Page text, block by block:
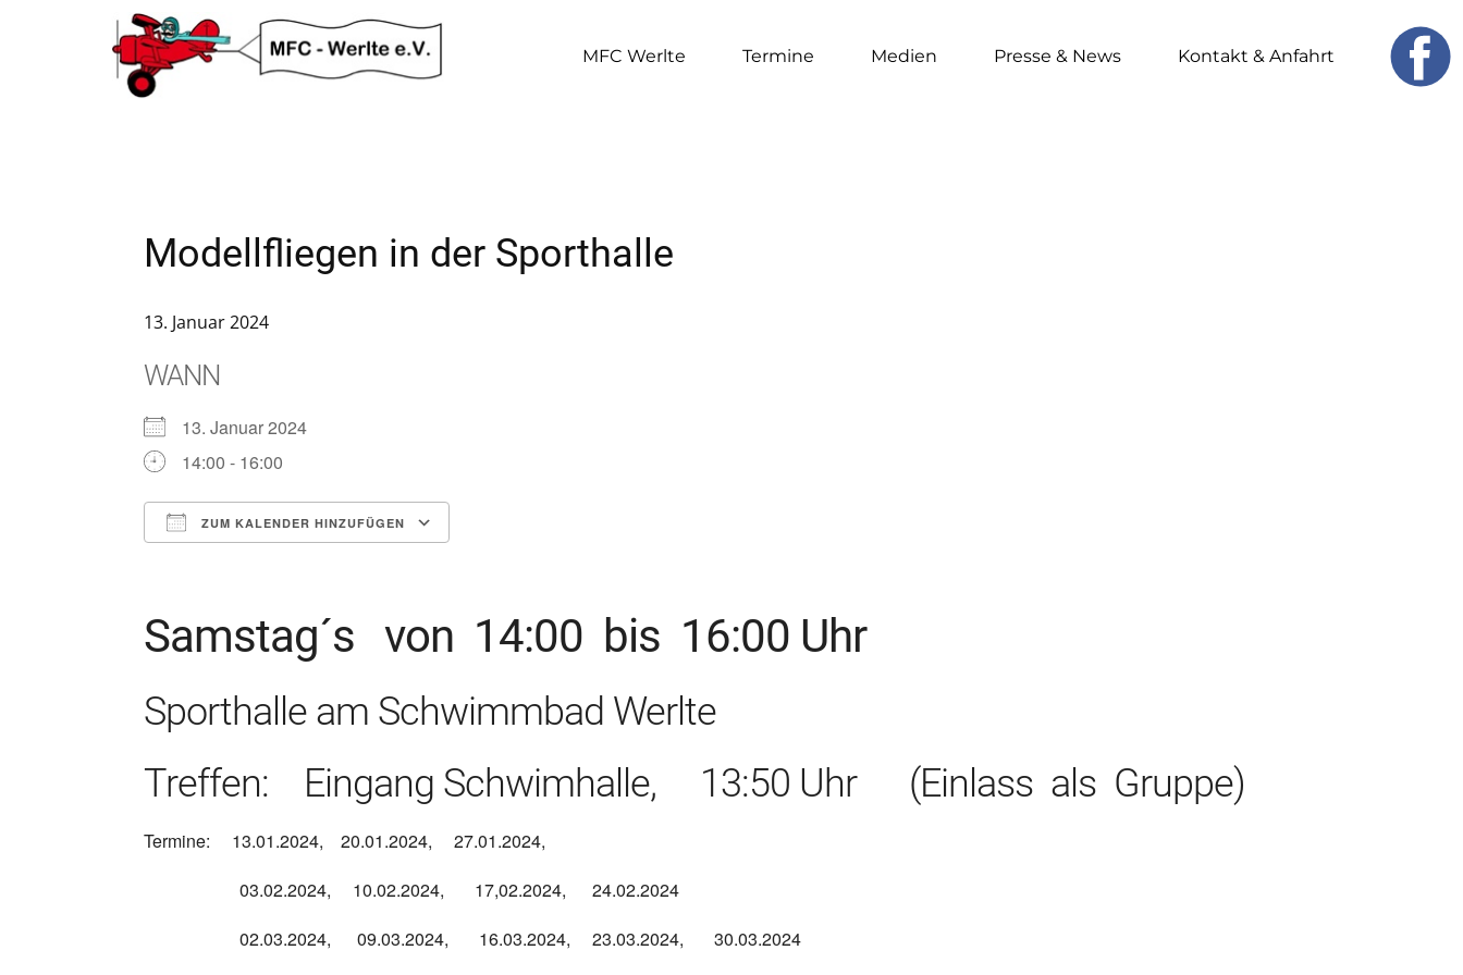
MFC Werlte Termine Medien Presse & News Kontakt & Anfahrt
Modellfliegen in der Sporthalle
13. Januar 2024
WANN
13. Januar 2024
14:00 - 16:00
ZUM KALENDER HINZUFÜGEN
Samstag´s von 14:00 bis 16:00 Uhr
Sporthalle am Schwimmbad Werlte
Treffen: Eingang Schwimhalle, 13:50 Uhr (Einlass als Gruppe)
Termine: 13.01.2024, 20.01.2024, 27.01.2024,
03.02.2024, 10.02.2024, 17,02.2024, 24.02.2024
02.03.2024, 09.03.2024, 16.03.2024, 23.03.2024, 30.03.2024